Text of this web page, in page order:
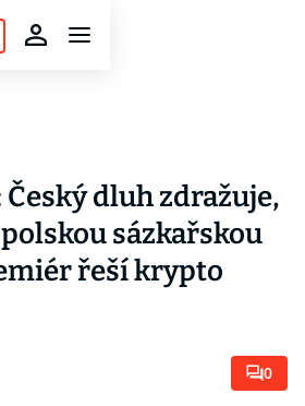
Český dluh zdražuje,
sázkařskou
řeší krypto
0